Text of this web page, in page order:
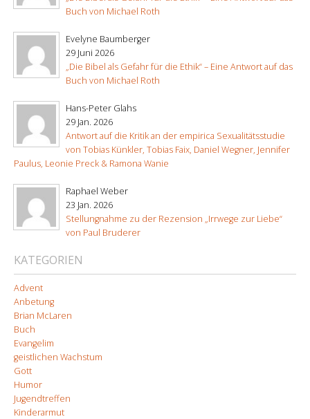
Buch von Michael Roth
Evelyne Baumberger
29 Juni 2026
„Die Bibel als Gefahr für die Ethik“ – Eine Antwort auf das
Buch von Michael Roth
Hans-Peter Glahs
29 Jan. 2026
Antwort auf die Kritik an der empirica Sexualitätsstudie
von Tobias Künkler, Tobias Faix, Daniel Wegner, Jennifer
Paulus, Leonie Preck & Ramona Wanie
Raphael Weber
23 Jan. 2026
Stellungnahme zu der Rezension „Irrwege zur Liebe“
von Paul Bruderer
KATEGORIEN
Advent
Anbetung
Brian McLaren
Buch
Evangelim
geistlichen Wachstum
Gott
Humor
Jugendtreffen
Kinderarmut